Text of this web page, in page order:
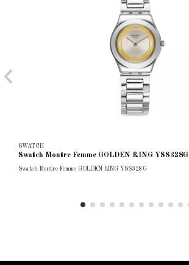
SWATCH
Swatch Montre Femme GOLDEN RING YSS328G
Swatch Montre Femme GOLDEN RING YSS328G